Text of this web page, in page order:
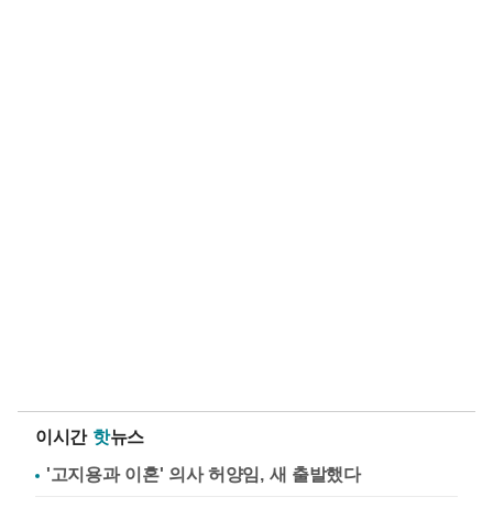
이시간 핫뉴스
'고지용과 이혼' 의사 허양임, 새 출발했다